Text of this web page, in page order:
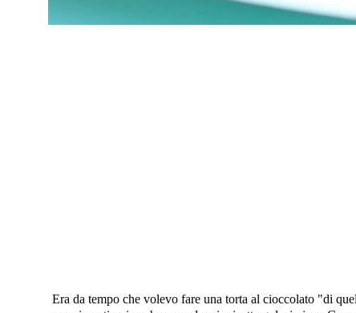
Era da tempo che volevo fare una torta al cioccolato "di